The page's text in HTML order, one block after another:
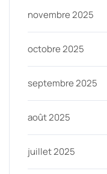
novembre 2025
octobre 2025
septembre 2025
août 2025
juillet 2025